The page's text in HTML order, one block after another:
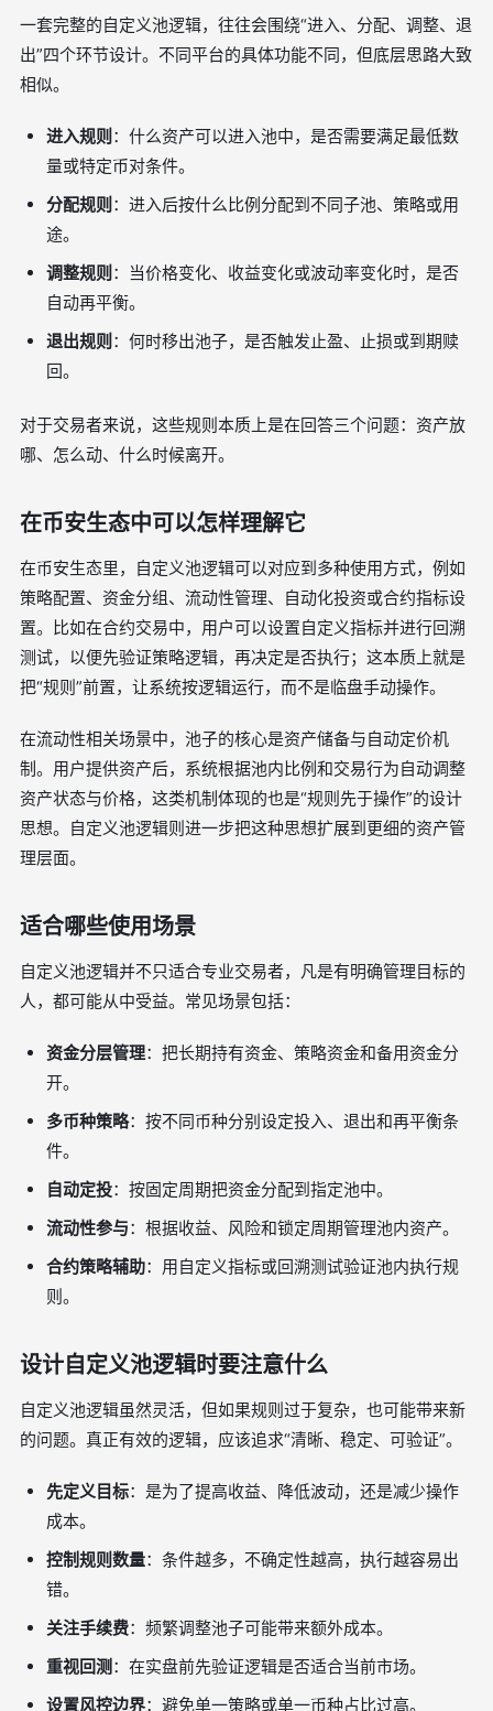
一套完整的自定义池逻辑，往往会围绕“进入、分配、调整、退
出”四个环节设计。不同平台的具体功能不同，但底层思路大致
相似。
进入规则 ：什么资产可以进入池中，是否需要满足最低数
量或特定币对条件。
分配规则 ：进入后按什么比例分配到不同子池、策略或用
途。
调整规则 ：当价格变化、收益变化或波动率变化时，是否
自动再平衡。
退出规则 ：何时移出池子，是否触发止盈、止损或到期赎
回。
对于交易者来说，这些规则本质上是在回答三个问题：资产放
哪、怎么动、什么时候离开。
在币安生态中可以怎样理解它
在币安生态里，自定义池逻辑可以对应到多种使用方式，例如
策略配置、资金分组、流动性管理、自动化投资或合约指标设
置。比如在合约交易中，用户可以设置自定义指标并进行回溯
测试，以便先验证策略逻辑，再决定是否执行；这本质上就是
把“规则”前置，让系统按逻辑运行，而不是临盘手动操作。
在流动性相关场景中，池子的核心是资产储备与自动定价机
制。用户提供资产后，系统根据池内比例和交易行为自动调整
资产状态与价格，这类机制体现的也是“规则先于操作”的设计
思想。自定义池逻辑则进一步把这种思想扩展到更细的资产管
理层面。
适合哪些使用场景
自定义池逻辑并不只适合专业交易者，凡是有明确管理目标的
人，都可能从中受益。常见场景包括：
资金分层管理：把长期持有资金、策略资金和备用资金分
开。
多币种策略：按不同币种分别设定投入、退出和再平衡条
件。
自动定投：按固定周期把资金分配到指定池中。
流动性参与：根据收益、风险和锁定周期管理池内资产。
合约策略辅助：用自定义指标或回溯测试验证池内执行规
则。
设计自定义池逻辑时要注意什么
自定义池逻辑虽然灵活，但如果规则过于复杂，也可能带来新
的问题。真正有效的逻辑，应该追求“清晰、稳定、可验证”。
先定义目标：是为了提高收益、降低波动，还是减少操作
成本。
控制规则数量：条件越多，不确定性越高，执行越容易出
错。
关注手续费：频繁调整池子可能带来额外成本。
重视回测 ：在实盘前先验证逻辑是否适合当前市场。
设置风控边界：避免单一策略或单一币种占比过高。